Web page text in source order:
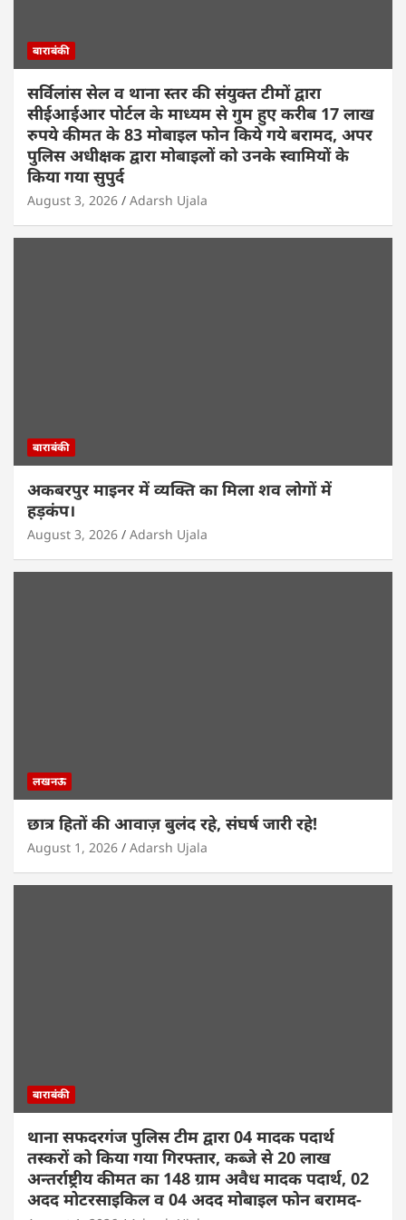
बाराबंकी
सर्विलांस सेल व थाना स्तर की संयुक्त टीमों द्वारा
सीईआईआर पोर्टल के माध्यम से गुम हुए करीब 17 लाख
रुपये कीमत के 83 मोबाइल फोन किये गये बरामद, अपर
पुलिस अधीक्षक द्वारा मोबाइलों को उनके स्वामियों के
किया गया सुपुर्द
August 3, 2026 Adarsh Ujala
बाराबंकी
अकबरपुर माइनर में व्यक्ति का मिला शव लोगों में
हड़कंप।
August 3, 2026 Adarsh Ujala
लखनऊ
छात्र हितों की आवाज़ बुलंद रहे, संघर्ष जारी रहे!
August 1, 2026 Adarsh Ujala
बाराबंकी
थाना सफदरगंज पुलिस टीम द्वारा 04 मादक पदार्थ
तस्करों को किया गया गिरफ्तार, कब्जे से 20 लाख
अन्तर्राष्ट्रीय कीमत का 148 ग्राम अवैध मादक पदार्थ, 02
अदद मोटरसाइकिल व 04 अदद मोबाइल फोन बरामद-